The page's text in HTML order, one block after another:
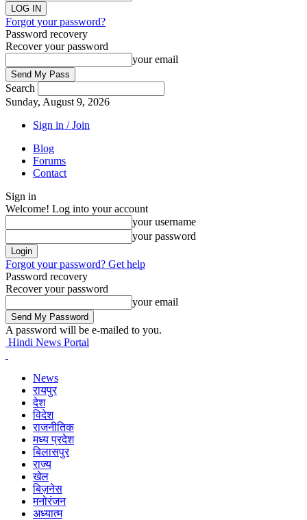
Forgot your password?
Password recovery
Recover your password
your email
Search
Sunday, August 9, 2026
Sign in / Join
Blog
Forums
Contact
Sign in
Welcome! Log into your account
your username
your password
Forgot your password? Get help
Password recovery
Recover your password
your email
A password will be e-mailed to you.
Hindi News Portal
News
रायपुर
देश
विदेश
राजनीतिक
मध्य प्रदेश
बिलासपुर
राज्य
खेल
बिज़नेस
मनोरंजन
अध्यात्म